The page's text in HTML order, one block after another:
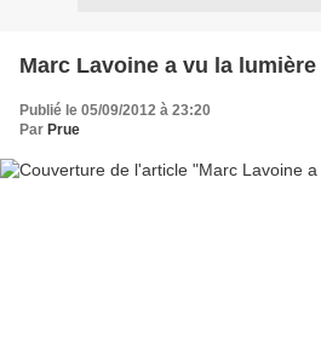
Marc Lavoine a vu la lumière
Publié le 05/09/2012 à 23:20
Par Prue